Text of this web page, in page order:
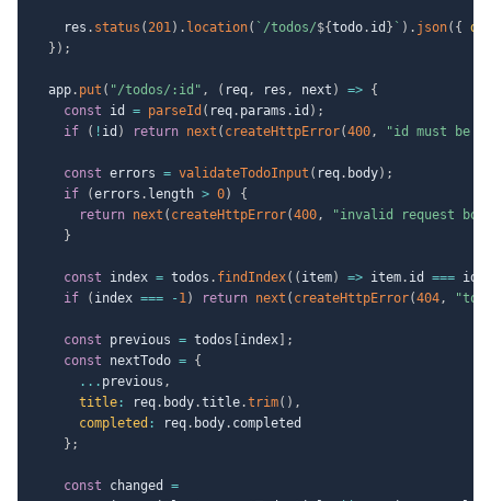
    res
. status ( 201) . location( ` /todos/${todo. id } ` ) . json( {
} ) ;
  app
. put ( "/todos/:id" , ( req, res , next ) => {
const id = parseId ( req. params . id ) ;
if
( ! id ) return next ( createHttpError(400, "id must be
const errors = validateTodoInput ( req. body) ;
if
(errors . length > 0)
{
return next ( createHttpError(400,
"invalid request
}
const index = todos . findIndex( ( item) => item. id === id
if
( index === - 1) return next ( createHttpError(404,
const previous = todos index
;
const nextTodo = {
... previous ,
title : req. body.title.trim( ) ,
completed : req. body. completed
} ;
const changed =